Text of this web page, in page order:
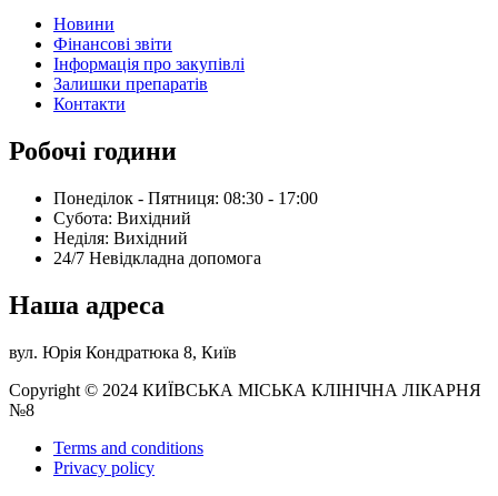
Новини
Фінансові звіти
Інформація про закупівлі
Залишки препаратів
Контакти
Робочі години
Понеділок - Пятниця: 08:30 - 17:00
Субота: Вихідний
Нeділя: Вихідний
24/7 Невідкладна допомога
Наша адреса
вул. Юрія Кондратюка 8, Київ
Copyright © 2024 КИЇВСЬКА МІСЬКА КЛІНІЧНА ЛІКАРНЯ
№8
Terms and conditions
Privacy policy